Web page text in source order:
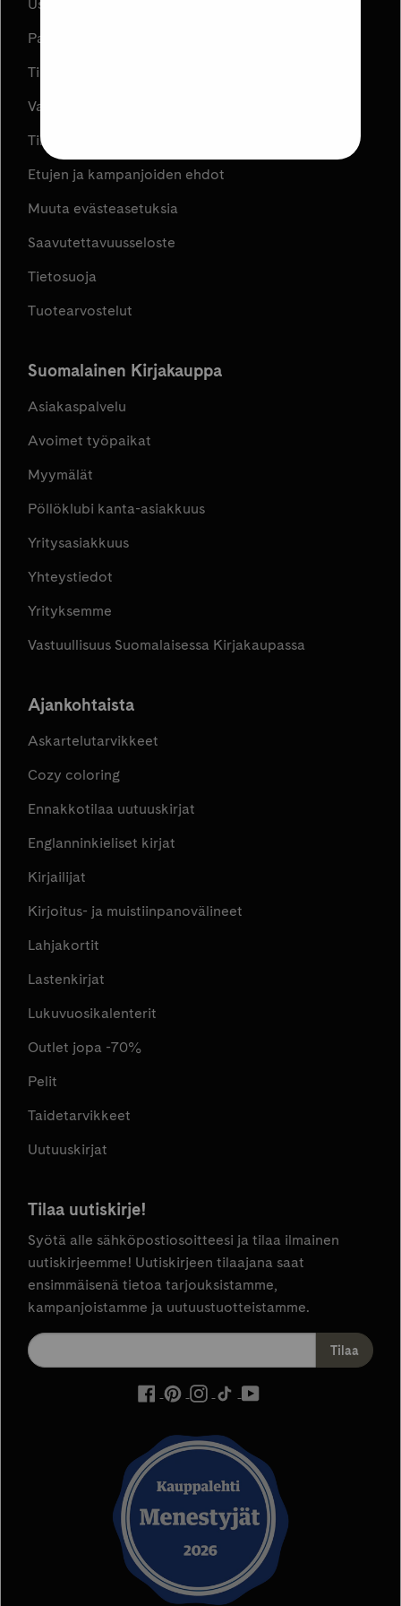
Usein kysyttyä
Palautukset
Tilauksen peruuttaminen
Varaa ja Nouda
Tilaus- ja toimitusehdot
Etujen ja kampanjoiden ehdot
Muuta evästeasetuksia
Saavutettavuusseloste
Tietosuoja
Tuotearvostelut
Suomalainen Kirjakauppa
Asiakaspalvelu
Avoimet työpaikat
Myymälät
Pöllöklubi kanta-asiakkuus
Yritysasiakkuus
Yhteystiedot
Yrityksemme
Vastuullisuus Suomalaisessa Kirjakaupassa
Ajankohtaista
Askartelutarvikkeet
Cozy coloring
Ennakkotilaa uutuuskirjat
Englanninkieliset kirjat
Kirjailijat
Kirjoitus- ja muistiinpanovälineet
Lahjakortit
Lastenkirjat
Lukuvuosikalenterit
Outlet jopa -70%
Pelit
Taidetarvikkeet
Uutuuskirjat
Tilaa uutiskirje!
Syötä alle sähköpostiosoitteesi ja tilaa ilmainen
uutiskirjeemme! Uutiskirjeen tilaajana saat
ensimmäisenä tietoa tarjouksistamme,
kampanjoistamme ja uutuustuotteistamme.
ulkoinen
avautuu
uuteen
välilehteen
ulkoinen
avautuu
uuteen
välilehteen
ulkoinen
avautuu
uuteen
välilehteen
ulkoinen
uuteen
välilehteen
välilehteen